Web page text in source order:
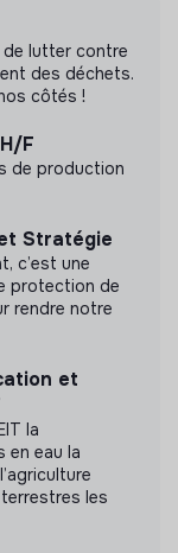
pas
qu'elle a
de
de lutter contre
des déchets.
côtés !
F
de production
Stratégie
c’est une
protection de
rendre notre
et
la
en eau la
les